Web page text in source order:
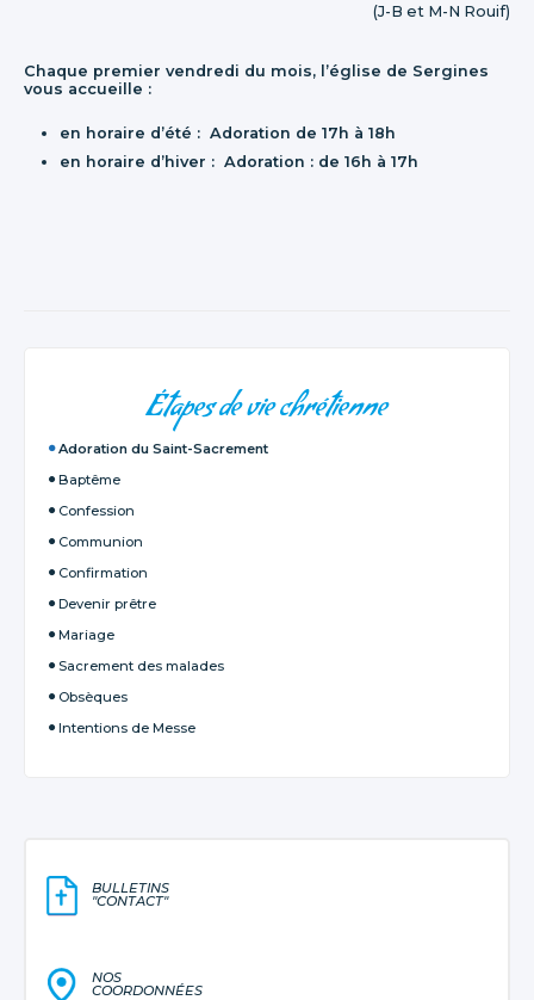
(J-B et M-N Rouif)
Chaque premier vendredi du mois, l’église de Sergines
vous accueille :
en horaire d’été : Adoration de 17h à 18h
en horaire d’hiver : Adoration : de 16h à 17h
Étapes de vie chrétienne
Baptême
Confession
Communion
Confirmation
Devenir prêtre
Mariage
Adoration du Saint-Sacrement
Sacrement des malades
Obsèques
Intentions de Messe
BULLETINS
"CONTACT"
NOS
COORDONNÉES